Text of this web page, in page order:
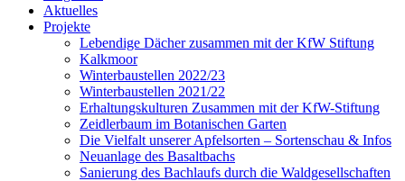
Aktuelles
Projekte
Lebendige Dächer zusammen mit der KfW Stiftung
Kalkmoor
Winterbaustellen 2022/23
Winterbaustellen 2021/22
Erhaltungskulturen Zusammen mit der KfW-Stiftung
Zeidlerbaum im Botanischen Garten
Die Vielfalt unserer Apfelsorten – Sortenschau & Infos
Neuanlage des Basaltbachs
Sanierung des Bachlaufs durch die Waldgesellschaften